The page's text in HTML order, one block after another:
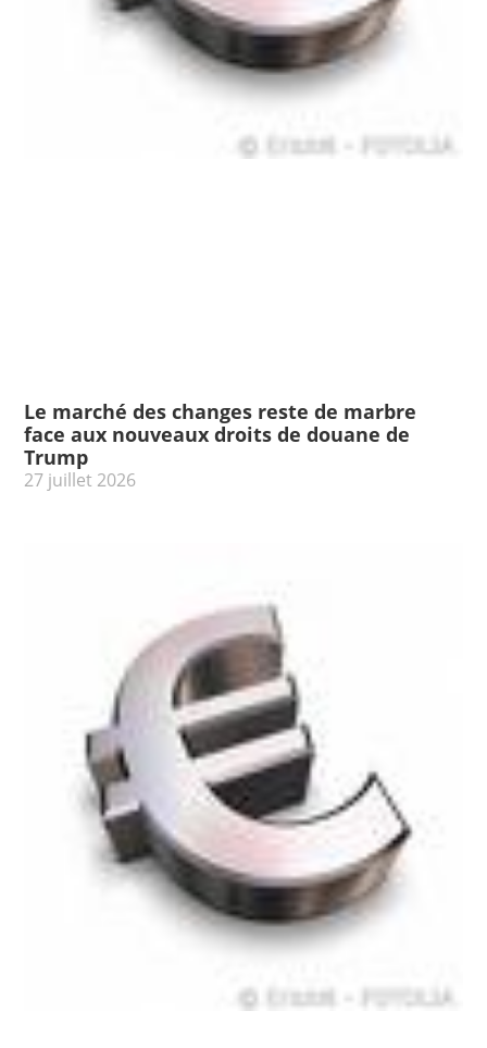
Le marché des changes reste de marbre
face aux nouveaux droits de douane de
Trump
27 juillet 2026